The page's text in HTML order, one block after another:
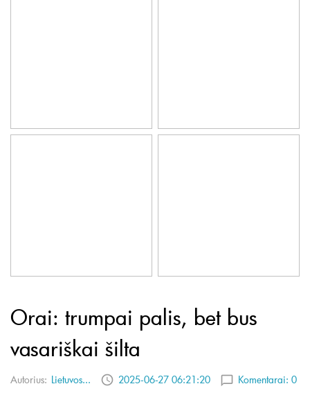
Orai: trumpai palis, bet bus
vasariškai šilta
Autorius: Lietuvos... 2025-06-27 06:21:20 Komentarai: 0